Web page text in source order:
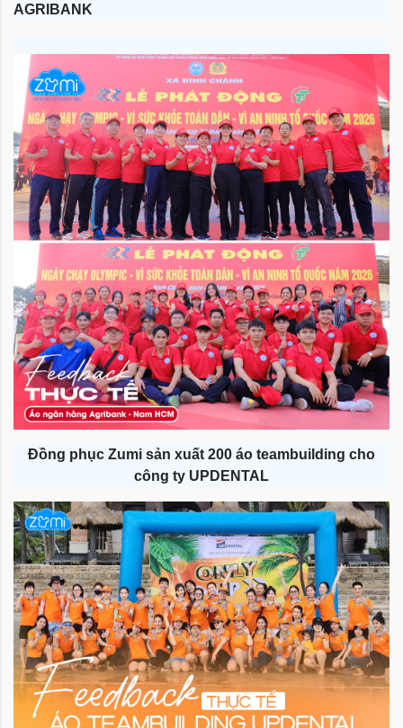
AGRIBANK
Đồng phục Zumi sản xuất 200 áo teambuilding cho
công ty UPDENTAL